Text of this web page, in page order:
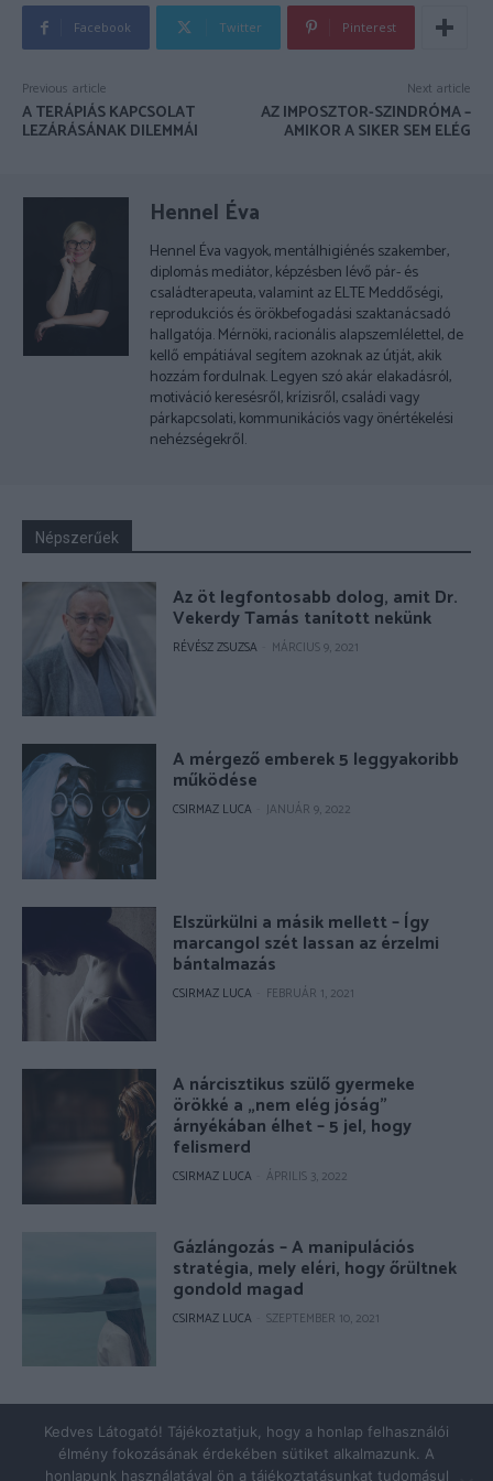
Facebook Twitter Pinterest
Previous article
A TERÁPIÁS KAPCSOLAT
LEZÁRÁSÁNAK DILEMMÁI
Next article
AZ IMPOSZTOR-SZINDRÓMA –
AMIKOR A SIKER SEM ELÉG
Hennel Éva
Hennel Éva vagyok, mentálhigiénés szakember,
diplomás mediátor, képzésben lévő pár- és
családterapeuta, valamint az ELTE Meddőségi,
reprodukciós és örökbefogadási szaktanácsadó
hallgatója. Mérnöki, racionális alapszemlélettel, de
kellő empátiával segítem azoknak az útját, akik
hozzám fordulnak. Legyen szó akár elakadásról,
motiváció keresésről, krízisről, családi vagy
párkapcsolati, kommunikációs vagy önértékelési
nehézségekről.
Népszerűek
Az öt legfontosabb dolog, amit Dr.
Vekerdy Tamás tanított nekünk
RÉVÉSZ ZSUZSA MÁRCIUS 9, 2021
A mérgező emberek 5 leggyakoribb
működése
CSIRMAZ LUCA JANUÁR 9, 2022
Elszürkülni a másik mellett – Így
marcangol szét lassan az érzelmi
bántalmazás
CSIRMAZ LUCA FEBRUÁR 1, 2021
A nárcisztikus szülő gyermeke
örökké a „nem elég jóság”
árnyékában élhet – 5 jel, hogy
felismerd
CSIRMAZ LUCA ÁPRILIS 3, 2022
Gázlángozás – A manipulációs
stratégia, mely eléri, hogy őrültnek
gondold magad
CSIRMAZ LUCA SZEPTEMBER 10, 2021
© Copyright 2026 - pszicholive.hu
Impresszum Adatkezelés
Kedves Látogató! Tájékoztatjuk, hogy a honlap felhasználói
élmény fokozásának érdekében sütiket alkalmazunk. A
honlapunk használatával ön a tájékoztatásunkat tudomásul